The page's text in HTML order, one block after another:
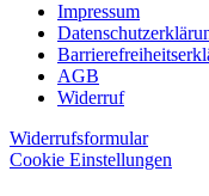
Impressum
AGB
Widerruf
Widerrufsformular
Cookie Einstellungen